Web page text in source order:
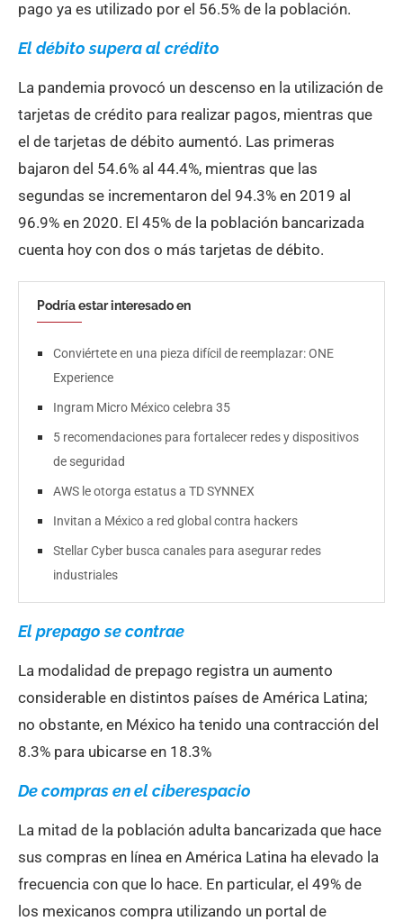
pago ya es utilizado por el 56.5% de la población.
El débito supera al crédito
La pandemia provocó un descenso en la utilización de
tarjetas de crédito para realizar pagos, mientras que
el de tarjetas de débito aumentó. Las primeras
bajaron del 54.6% al 44.4%, mientras que las
segundas se incrementaron del 94.3% en 2019 al
96.9% en 2020. El 45% de la población bancarizada
cuenta hoy con dos o más tarjetas de débito.
Podría estar interesado en
Conviértete en una pieza difícil de reemplazar: ONE
Experience
Ingram Micro México celebra 35
5 recomendaciones para fortalecer redes y dispositivos
de seguridad
AWS le otorga estatus a TD SYNNEX
Invitan a México a red global contra hackers
Stellar Cyber busca canales para asegurar redes
industriales
El prepago se contrae
La modalidad de prepago registra un aumento
considerable en distintos países de América Latina;
no obstante, en México ha tenido una contracción del
8.3% para ubicarse en 18.3%
De compras en el ciberespacio
La mitad de la población adulta bancarizada que hace
sus compras en línea en América Latina ha elevado la
frecuencia con que lo hace. En particular, el 49% de
los mexicanos compra utilizando un portal de